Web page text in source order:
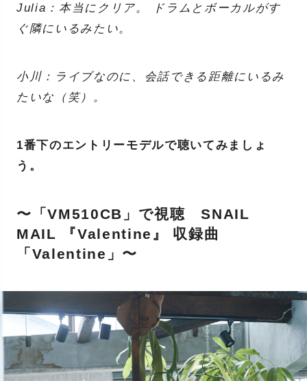
Julia：本当にクリア。 ドラムとボーカルがす
ぐ隣にいるみたい。
小川：ライブなのに、会話できる距離にいるみ
たいな（笑）。
1番下のエントリーモデルで聴いてみましょ
う。
〜「VM510CB」で視聴 SNAIL
MAIL 『Valentine』 収録曲
「Valentine」〜